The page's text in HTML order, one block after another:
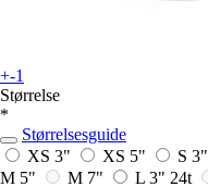
+-1
Størrelse
*
Størrelsesguide
XS 3"
XS 5" S 3"
M 5"
M 7" L 3" 24t